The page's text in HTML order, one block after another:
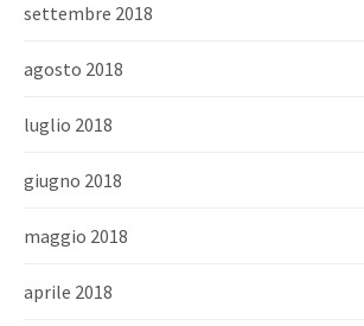
settembre 2018
agosto 2018
luglio 2018
giugno 2018
maggio 2018
aprile 2018